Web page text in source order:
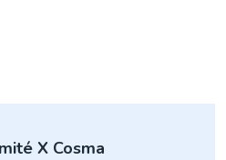
X Cosma